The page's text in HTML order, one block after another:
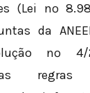
(Lei nº
da
nº 4/
as